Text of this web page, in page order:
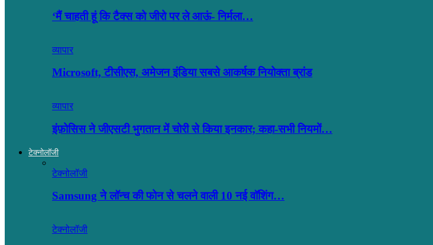
‘मैं चाहती हूं कि टैक्स को जीरो पर ले आऊं- निर्मला…
व्यापार
Microsoft, टीसीएस, अमेजन इंडिया सबसे आकर्षक नियोक्ता ब्रांड
व्यापार
इंफ़ोसिस ने जीएसटी भुगतान में चोरी से किया इनकार; कहा-सभी नियमों…
टेक्नोलॉजी
टेक्नोलॉजी
Samsung ने लॉन्च की फोन से चलने वाली 10 नई वॉशिंग…
टेक्नोलॉजी